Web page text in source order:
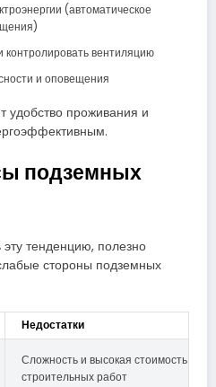
(автоматическое
вентиляцию
и оповещения
удобство проживания и
подземных
тенденцию, полезно
стороны подземных
Недостатки
Сложность и высокая стоимость
строительных работ